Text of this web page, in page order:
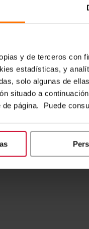
y de terceros con
estadísticas, y
solo algunas de
situado a
de página. Puede